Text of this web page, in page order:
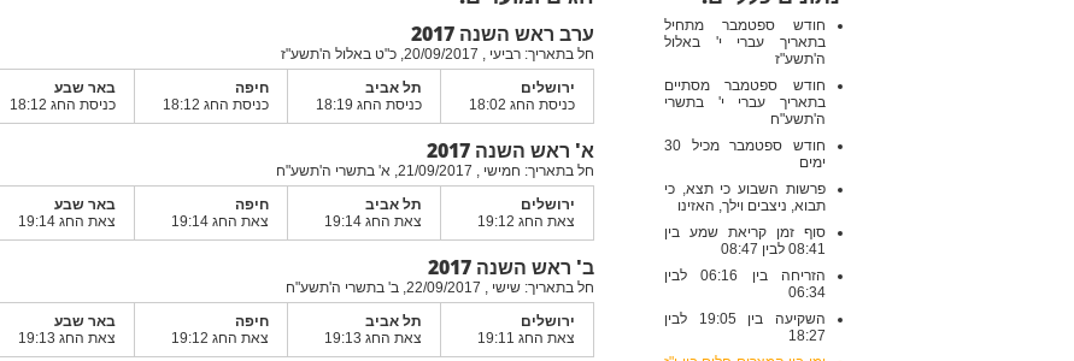
חודש ספטמבר מתחיל
בתאריך עברי י' באלול
ה'תשע"ז
חודש ספטמבר מסתיים
בתאריך עברי י' בתשרי
ה'תשע"ח
חודש ספטמבר מכיל 30
ימים
פרשות השבוע כי תצא, כי
תבוא, ניצבים וילך, האזינו
סוף זמן קריאת שמע בין
08:41 לבין 08:47
הזריחה בין 06:16 לבין
06:34
השקיעה בין 19:05 לבין
18:27
ערב ראש השנה 2017
חל בתאריך: רביעי , 20/09/2017, כ"ט באלול ה'תשע"ז
ירושלים
כניסת החג 18:02
תל אביב
כניסת החג 18:19
חיפה
כניסת החג 18:12
באר שבע
כניסת החג 18:12
א' ראש השנה 2017
חל בתאריך: חמישי , 21/09/2017, א' בתשרי ה'תשע"ח
ירושלים
צאת החג 19:12
תל אביב
צאת החג 19:14
חיפה
צאת החג 19:14
באר שבע
צאת החג 19:14
ב' ראש השנה 2017
חל בתאריך: שישי , 22/09/2017, ב' בתשרי ה'תשע"ח
ירושלים
צאת החג 19:11
תל אביב
צאת החג 19:13
חיפה
צאת החג 19:12
באר שבע
צאת החג 19:13